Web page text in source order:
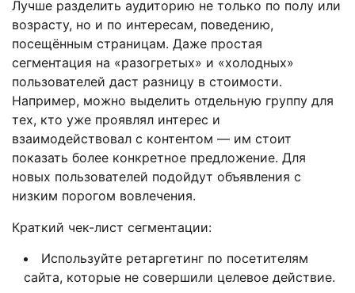
Лучше разделить аудиторию не только по полу или
возрасту, но и по интересам, поведению,
посещённым страницам. Даже простая
сегментация на «разогретых» и «холодных»
пользователей даст разницу в стоимости.
Например, можно выделить отдельную группу для
тех, кто уже проявлял интерес и
взаимодействовал с контентом — им стоит
показать более конкретное предложение. Для
новых пользователей подойдут объявления с
низким порогом вовлечения.
Краткий чек-лист сегментации:
Используйте ретаргетинг по посетителям
сайта, которые не совершили целевое действие.